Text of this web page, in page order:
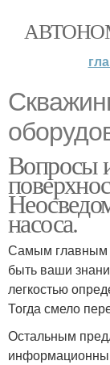
Вопросы
насоса.
Самым главным
быть ваши
легкостью
Тогда смело
Остальным